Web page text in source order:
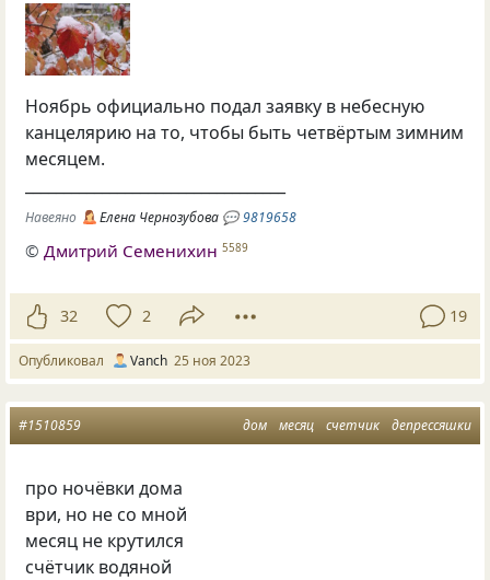
Ноябрь официально подал заявку в небесную
канцелярию на то, чтобы быть четвёртым зимним
месяцем.
Навеяно Елена Чернозубова 💬 9819658
© Дмитрий Семенихин 5589
32 2 19
Опубликовал Vanch 25 ноя 2023
дом месяц счетчик депрессяшки
#1510859
про ночёвки дома
ври, но не со мной
месяц не крутился
счётчик водяной